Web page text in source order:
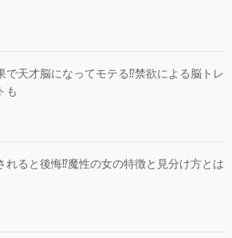
で天才脳になってモテる⁉︎禁欲による脳トレ
も
れると後悔⁉︎魔性の女の特徴と見分け方とは